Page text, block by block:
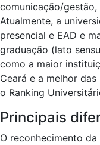
comunicação/
Atualmente, a
presencial e EAD e
graduação (lato
como a maior
Ceará e a melhor
o Ranking
Principais
O reconhecimento